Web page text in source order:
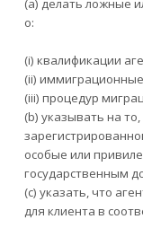
(a) делать ложные
о:
(i) квалификации
(ii)
(iii) процедур
(b) указывать на
особые или
государственным
(c) указать, что
для клиента в